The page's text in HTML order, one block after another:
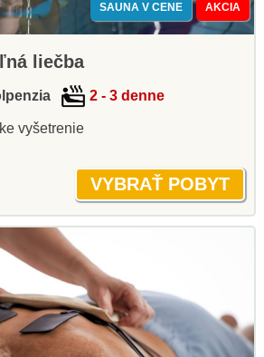
SAUNA V CENE AKCIA
liečba
2 - 3 denne
vyšetrenie